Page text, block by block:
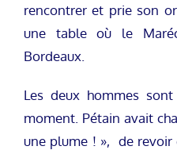
rencontrer et prie son
une table où le
Bordeaux.
Les deux hommes
moment. Pétain avait
une plume ! », de revoir